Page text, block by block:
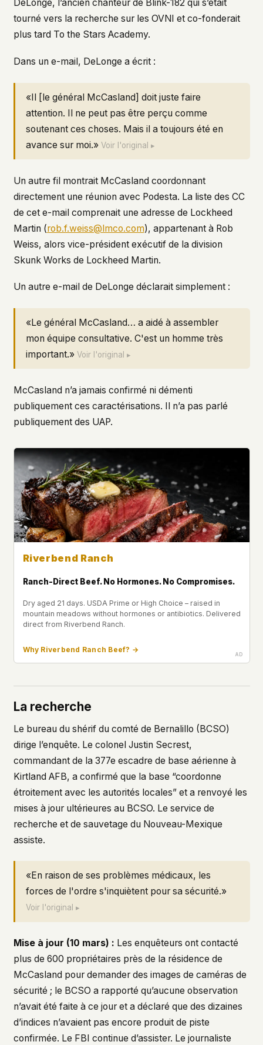
DeLonge, l’ancien chanteur de Blink-182 qui s’était
tourné vers la recherche sur les OVNI et co-fonderait
plus tard To the Stars Academy.
Dans un e-mail, DeLonge a écrit :
«Il [le général McCasland] doit juste faire
attention. Il ne peut pas être perçu comme
soutenant ces choses. Mais il a toujours été en
avance sur moi.»Voir l'original ▸
Un autre fil montrait McCasland coordonnant
directement une réunion avec Podesta. La liste des CC
de cet e-mail comprenait une adresse de Lockheed
Martin (rob.f.weiss@lmco.com), appartenant à Rob
Weiss, alors vice-président exécutif de la division
Skunk Works de Lockheed Martin.
Un autre e-mail de DeLonge déclarait simplement :
«Le général McCasland… a aidé à assembler
mon équipe consultative. C'est un homme très
important.»Voir l'original ▸
McCasland n’a jamais confirmé ni démenti
publiquement ces caractérisations. Il n’a pas parlé
publiquement des UAP.
Riverbend Ranch
Ranch-Direct Beef. No Hormones. No Compromises.
Dry aged 21 days. USDA Prime or High Choice – raised in
mountain meadows without hormones or antibiotics. Delivered
direct from Riverbend Ranch.
Why Riverbend Ranch Beef? →
La recherche
Le bureau du shérif du comté de Bernalillo (BCSO)
dirige l’enquête. Le colonel Justin Secrest,
commandant de la 377e escadre de base aérienne à
Kirtland AFB, a confirmé que la base “coordonne
étroitement avec les autorités locales” et a renvoyé les
mises à jour ultérieures au BCSO. Le service de
recherche et de sauvetage du Nouveau-Mexique
assiste.
«En raison de ses problèmes médicaux, les
forces de l'ordre s'inquiètent pour sa sécurité.»
Voir l'original ▸
Mise à jour (10 mars) : Les enquêteurs ont contacté
plus de 600 propriétaires près de la résidence de
McCasland pour demander des images de caméras de
sécurité ; le BCSO a rapporté qu’aucune observation
n’avait été faite à ce jour et a déclaré que des dizaines
d’indices n’avaient pas encore produit de piste
confirmée. Le FBI continue d’assister. Le journaliste